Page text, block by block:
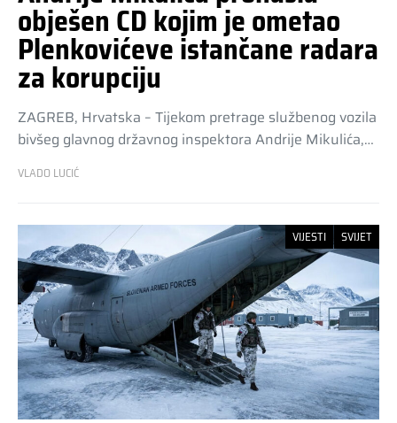
obješen CD kojim je ometao
Plenkovićeve istančane radara
za korupciju
ZAGREB, Hrvatska – Tijekom pretrage službenog vozila
bivšeg glavnog državnog inspektora Andrije Mikulića,…
VLADO LUCIĆ
VIJESTI SVIJET